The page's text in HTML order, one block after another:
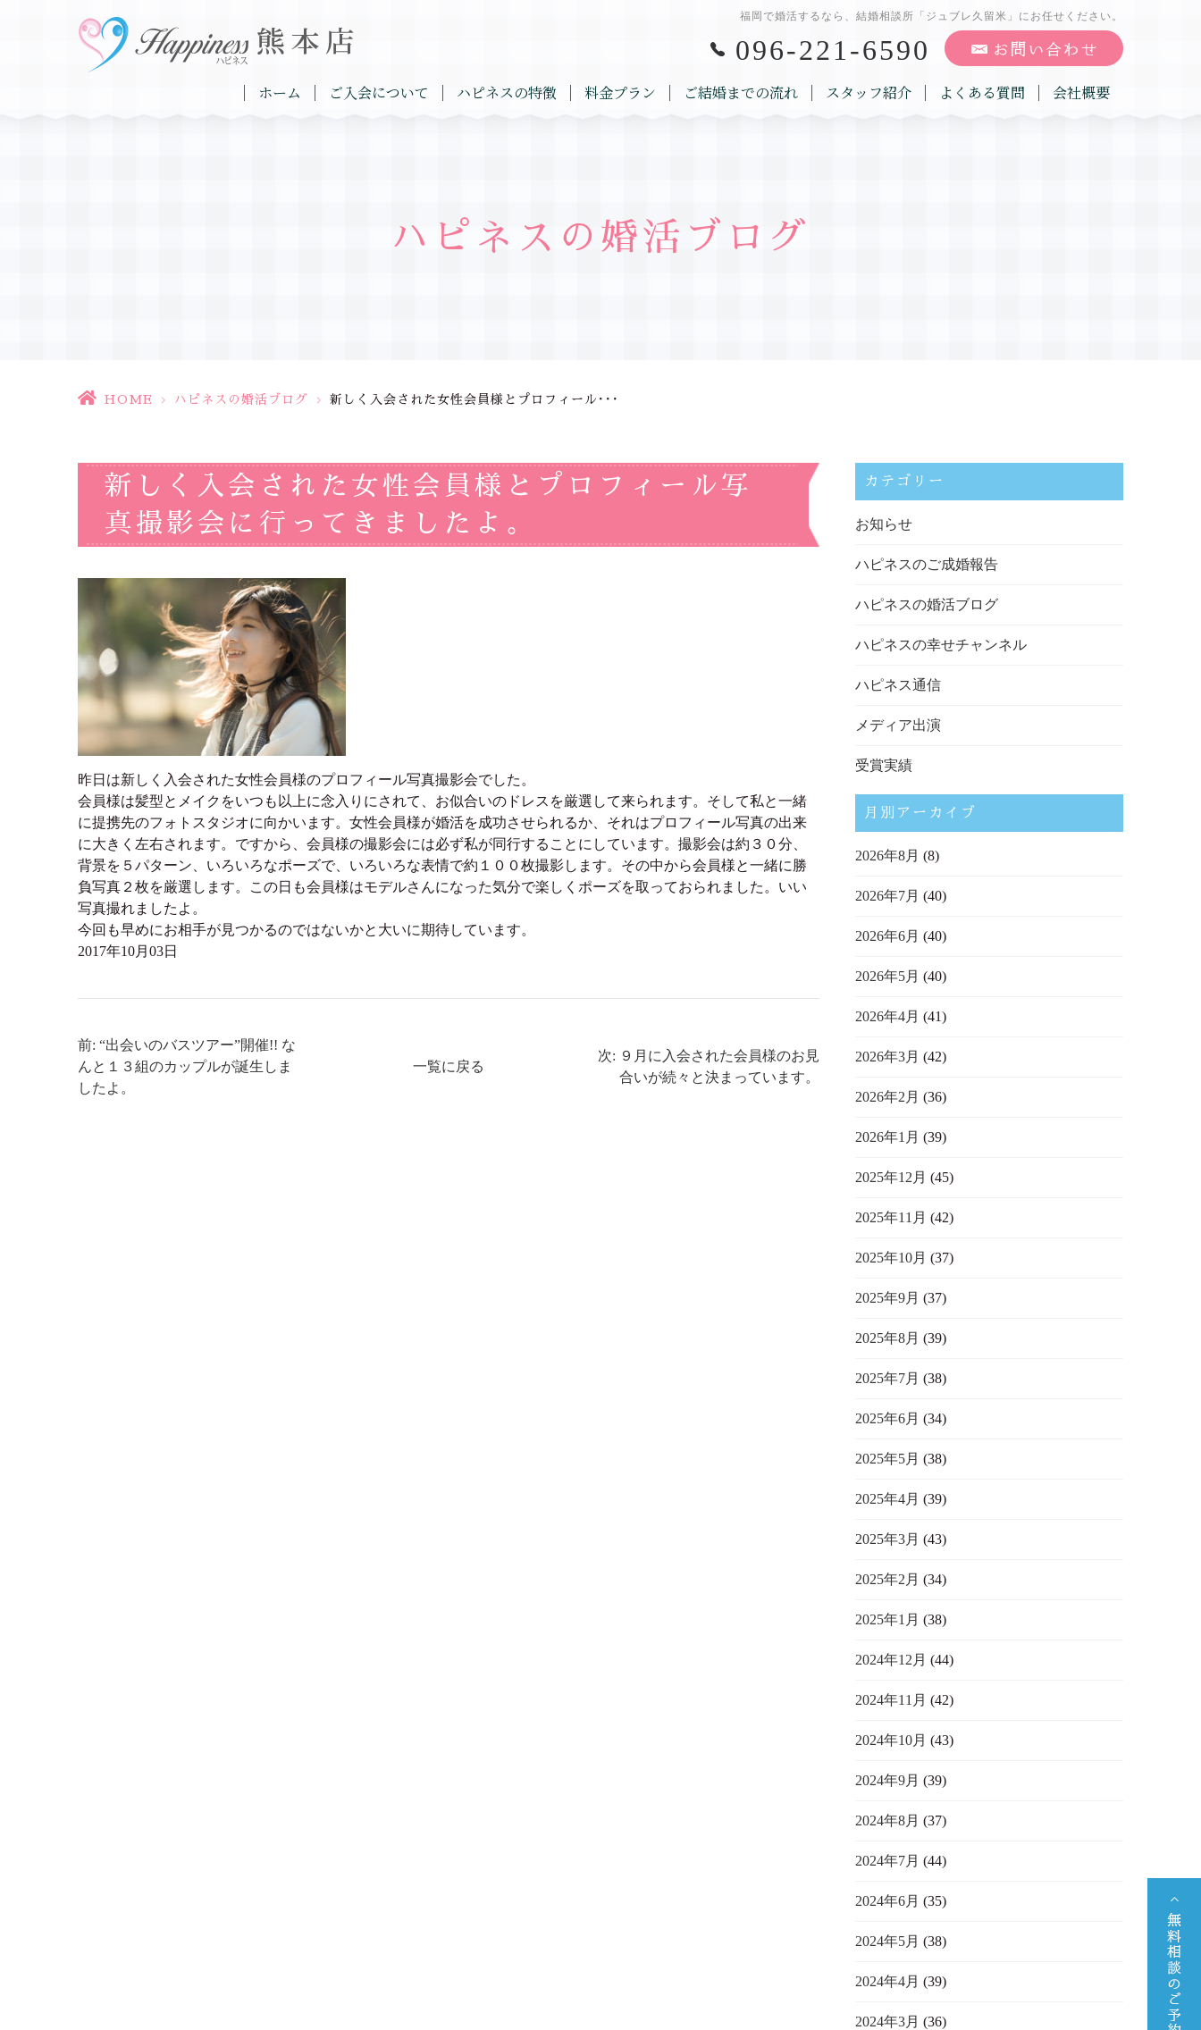
福岡で婚活するなら、結婚相談所「ジュブレ久留米」にお任せください。
096-221-6590
ホーム ご入会について ハピネスの特徴 料金プラン ご結婚までの流れ スタッフ紹介 よくある質問 会社概要
ハピネスの婚活ブログ
HOME > ハピネスの婚活ブログ > 新しく入会された女性会員様とプロフィール･･･
新しく入会された女性会員様とプロフィール写
真撮影会に行ってきましたよ。
昨日は新しく入会された女性会員様のプロフィール写真撮影会でした。
会員様は髪型とメイクをいつも以上に念入りにされて、お似合いのドレスを厳選して来られます。そして私と一緒
に提携先のフォトスタジオに向かいます。女性会員様が婚活を成功させられるか、それはプロフィール写真の出来
に大きく左右されます。ですから、会員様の撮影会には必ず私が同行することにしています。撮影会は約３０分、
背景を５パターン、いろいろなポーズで、いろいろな表情で約１００枚撮影します。その中から会員様と一緒に勝
負写真２枚を厳選します。この日も会員様はモデルさんになった気分で楽しくポーズを取っておられました。いい
写真撮れましたよ。
今回も早めにお相手が見つかるのではないかと大いに期待しています。
2017年10月03日
前: “出会いのバスツアー”開催!! な
んと１３組のカップルが誕生しま
したよ。
一覧に戻る
次: ９月に入会された会員様のお見
合いが続々と決まっています。
カテゴリー
お知らせ
ハピネスのご成婚報告
ハピネスの婚活ブログ
ハピネスの幸せチャンネル
ハピネス通信
メディア出演
受賞実績
月別アーカイブ
2026年8月 (8)
2026年7月 (40)
2026年6月 (40)
2026年5月 (40)
2026年4月 (41)
2026年3月 (42)
2026年2月 (36)
2026年1月 (39)
2025年12月 (45)
2025年11月 (42)
2025年10月 (37)
2025年9月 (37)
2025年8月 (39)
2025年7月 (38)
2025年6月 (34)
2025年5月 (38)
2025年4月 (39)
2025年3月 (43)
2025年2月 (34)
2025年1月 (38)
2024年12月 (44)
2024年11月 (42)
2024年10月 (43)
2024年9月 (39)
2024年8月 (37)
2024年7月 (44)
2024年6月 (35)
2024年5月 (38)
2024年4月 (39)
2024年3月 (36)